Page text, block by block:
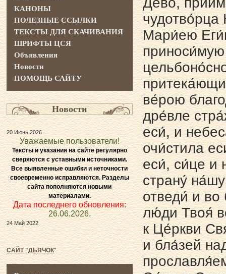
чудотво́рца
Мари́ею
приноси́мую
ве́рою
дре́вле
еси́, и
очи́стила
еси́, си́це и
страну́
отведи́ и во
лю́ди Твоя́
к Це́ркви
и бла́зей
КАНОНЫ
ПОЛЕЗНЫЕ ССЫЛКИ
ТЕКСТЫ ДЛЯ СКАЧИВАНИЯ
ШРИФТЫ ЦСЯ
Объявления
Новости
ПОМОЩЬ САЙТУ
Новости
20 Июнь 2026
Уважаемые пользователи!
Тексты и указания на сайте регулярно
сверяются с уставными источниками.
Все выявленные ошибки и неточности
своевременно исправляются. Разделы
сайта пополняются новыми
материалами.
Дата последнего обновления:
26.06.2026.
24 Май 2022
САЙТ "ДЬЯЧОК"